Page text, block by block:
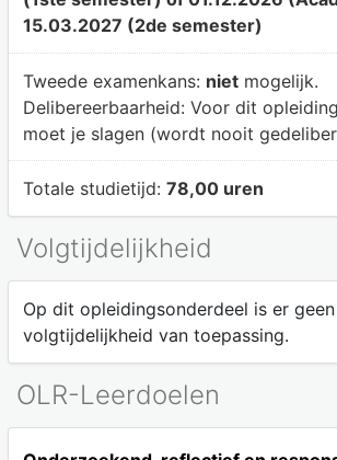
15.03.2027 (2de semester)
Tweede examenkans: nietmogelijk.
Delibereerbaarheid: Voor dit
moet je slagen (wordt nooit
Totale studietijd: 78,00 uren
Volgtijdelijkheid
Op dit opleidingsonderdeel is er geen
volgtijdelijkheid van toepassing.
OLR-Leerdoelen